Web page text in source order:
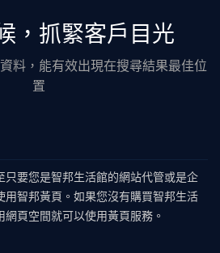
，抓緊客戶目光
料，能有效出現在搜尋結果最佳位
置
只要您是智邦生活館的網站代管或是企
用智邦黃頁。如果您沒有購買智邦生活
頁空間就可以使用黃頁服務。